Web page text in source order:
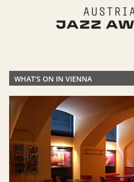
WHAT'S ON IN VIENNA